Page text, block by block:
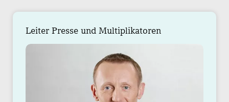
Leiter Presse und Multiplikatoren